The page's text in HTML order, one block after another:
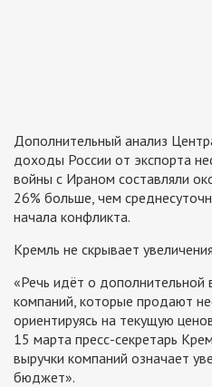
Дополнительный анализ
доходы России от экспорта
войны с Ираном составляли
26% больше, чем
начала конфликта.
Кремль не скрывает
«Речь идёт о
компаний, которые продают
ориентируясь на текущую
15 марта пресс-секретарь
выручки компаний означает
бюджет».